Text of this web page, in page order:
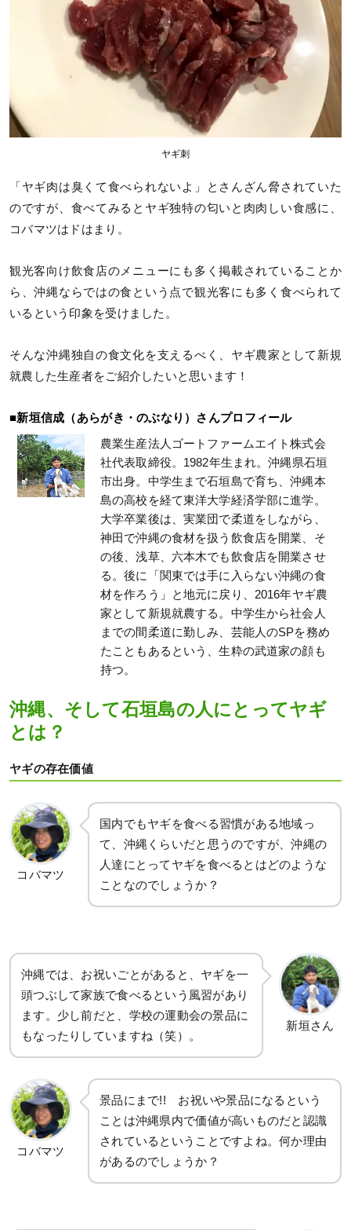
ヤギ刺
「ヤギ肉は臭くて食べられないよ」とさんざん脅されていた
のですが、食べてみるとヤギ独特の匂いと肉肉しい食感に、
コバマツはドはまり。
観光客向け飲食店のメニューにも多く掲載されていることか
ら、沖縄ならではの食という点で観光客にも多く食べられて
いるという印象を受けました。
そんな沖縄独自の食文化を支えるべく、ヤギ農家として新規
就農した生産者をご紹介したいと思います！
■新垣信成（あらがき・のぶなり）さんプロフィール
農業生産法人ゴートファームエイト株式会
社代表取締役。1982年生まれ。沖縄県石垣
市出身。中学生まで石垣島で育ち、沖縄本
島の高校を経て東洋大学経済学部に進学。
大学卒業後は、実業団で柔道をしながら、
神田で沖縄の食材を扱う飲食店を開業、そ
の後、浅草、六本木でも飲食店を開業させ
る。後に「関東では手に入らない沖縄の食
材を作ろう」と地元に戻り、2016年ヤギ農
家として新規就農する。中学生から社会人
までの間柔道に勤しみ、芸能人のSPを務め
たこともあるという、生粋の武道家の顔も
持つ。
沖縄、そして石垣島の人にとってヤギ
とは？
ヤギの存在価値
コバマツ
国内でもヤギを食べる習慣がある地域っ
て、沖縄くらいだと思うのですが、沖縄の
人達にとってヤギを食べるとはどのような
ことなのでしょうか？
沖縄では、お祝いごとがあると、ヤギを一
頭つぶして家族で食べるという風習があり
ます。少し前だと、学校の運動会の景品に
もなったりしていますね（笑）。
新垣さん
コバマツ
景品にまで!! お祝いや景品になるという
ことは沖縄県内で価値が高いものだと認識
されているということですよね。何か理由
があるのでしょうか？